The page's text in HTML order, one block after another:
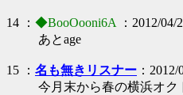
14 ： ◆BooOooni6A ：2012/
あとage
15 ： 名も無きリスナー ：
今月末から春の横浜オク